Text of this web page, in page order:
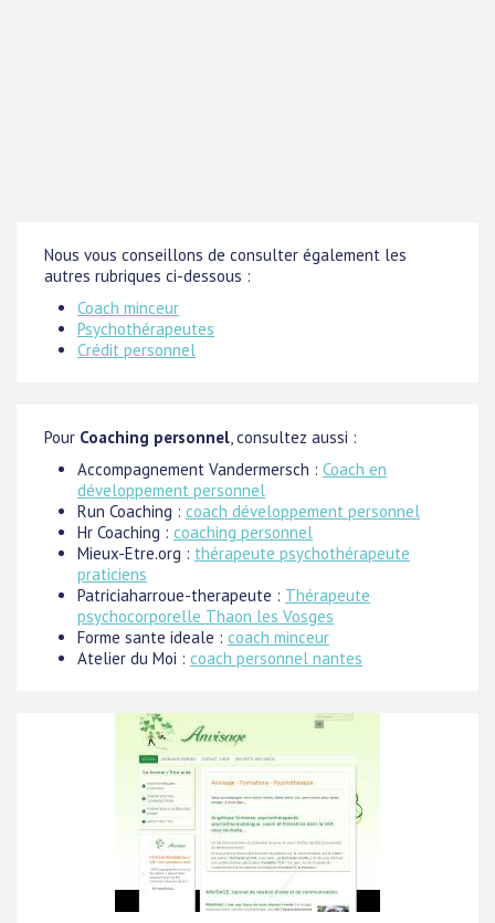
Nous vous conseillons de consulter également les
autres rubriques ci-dessous :
Coach minceur
Psychothérapeutes
Crédit personnel
Pour Coaching personnel, consultez aussi :
Accompagnement Vandermersch : Coach en
développement personnel
Run Coaching : coach développement personnel
Hr Coaching : coaching personnel
Mieux-Etre.org : thérapeute psychothérapeute
praticiens
Patriciaharroue-therapeute : Thérapeute
psychocorporelle Thaon les Vosges
Forme sante ideale : coach minceur
Atelier du Moi : coach personnel nantes